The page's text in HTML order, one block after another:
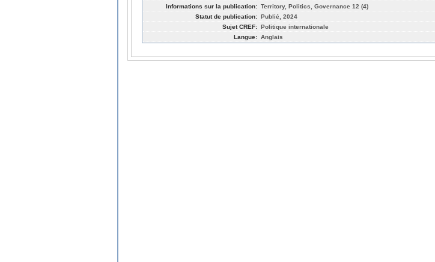
Informations sur la publication: Territory, Politics, Governance 12 (4)
Statut de publication: Publié, 2024
Sujet CREF: Politique internationale
Langue: Anglais